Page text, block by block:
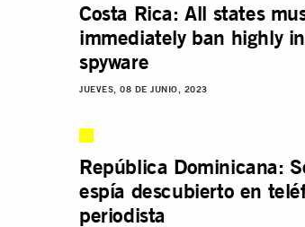
Costa Rica: All states
immediately ban highly
spyware
JUEVES, 08 DE JUNIO, 2023
República Dominicana:
espía descubierto en
periodista